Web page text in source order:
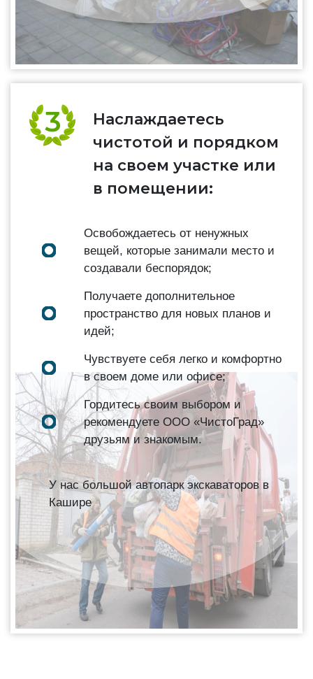
Наслаждаетесь
чистотой и порядком
на своем участке или
в помещении:
Освобождаетесь от ненужных
вещей, которые занимали место и
создавали беспорядок;
Получаете дополнительное
пространство для новых планов и
идей;
Чувствуете себя легко и комфортно
в своем доме или офисе;
Гордитесь своим выбором и
рекомендуете ООО «ЧистоГрад»
друзьям и знакомым.
У нас большой автопарк экскаваторов в
Кашире